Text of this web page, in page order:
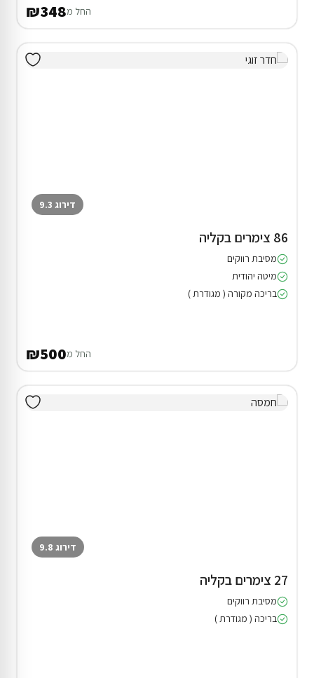
החל מ₪348
דירוג 9.3
86 צימרים בקליה
מסיבת רווקים
מיטה יהודית
בריכה מקורה ( מגודרת )
החל מ₪500
דירוג 9.8
27 צימרים בקליה
מסיבת רווקים
בריכה ( מגודרת )